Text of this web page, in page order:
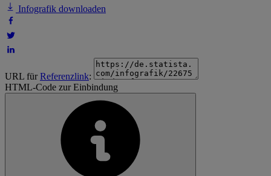
Infografik downloaden
URL fürReferenzlink:
HTML-Code zur Einbindung